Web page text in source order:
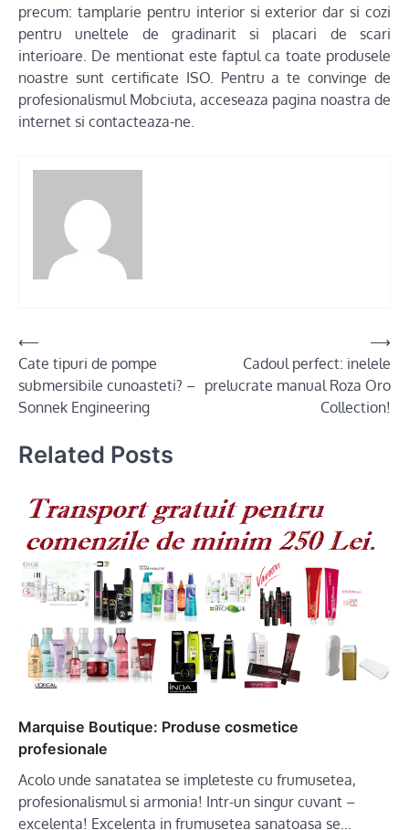
precum: tamplarie pentru interior si exterior dar si cozi
pentru uneltele de gradinarit si placari de scari
interioare. De mentionat este faptul ca toate produsele
noastre sunt certificate ISO. Pentru a te convinge de
profesionalismul Mobciuta, acceseaza pagina noastra de
internet si contacteaza-ne.
Post
navigation
⟵
Cate tipuri de pompe
submersibile cunoasteti? –
Sonnek Engineering
Cadoul perfect: inelele
prelucrate manual Roza Oro
Collection!
⟶
Related Posts
Marquise Boutique: Produse cosmetice
profesionale
Acolo unde sanatatea se impleteste cu frumusetea,
profesionalismul si armonia! Intr-un singur cuvant –
excelenta! Excelenta in frumusetea sanatoasa se…